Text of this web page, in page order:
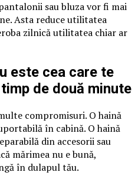
sau bluza vor fi mai
Asta reduce utilitatea
zilnică utilitatea chiar ar
este cea care te
de două minute
compromisuri. O haină
în cabină. O haină
din accesorii sau
mărimea nu e bună,
în dulapul tău.